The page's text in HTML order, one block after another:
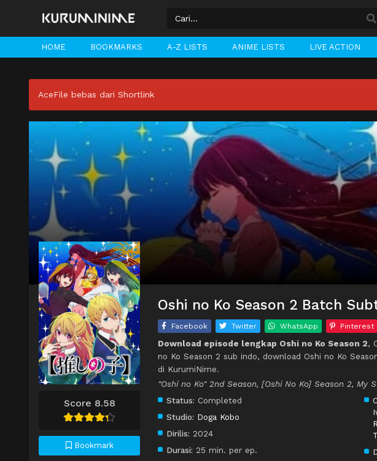
HOME BOOKMARKS A-Z LISTS ANIME LISTS LIVE ACTION
AceFile bebas dari Shortlink
Score 8.58
Bookmark
Oshi no Ko Season 2 Batch
Facebook Twitter WhatsApp Pinterest
Download episode lengkap Oshi no Ko Season 2,
no Ko Season 2 sub indo, download Oshi no Ko
di KurumiNime.
"Oshi no Ko" 2nd Season, [Oshi No Ko] Season 2, My
Status: Completed
Studio: Doga Kobo
Dirilis: 2024
Durasi: 25 min. per ep.